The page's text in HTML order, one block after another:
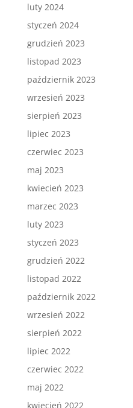
luty 2024
styczeń 2024
grudzień 2023
listopad 2023
październik 2023
wrzesień 2023
sierpień 2023
lipiec 2023
czerwiec 2023
maj 2023
kwiecień 2023
marzec 2023
luty 2023
styczeń 2023
grudzień 2022
listopad 2022
październik 2022
wrzesień 2022
sierpień 2022
lipiec 2022
czerwiec 2022
maj 2022
kwiecień 2022